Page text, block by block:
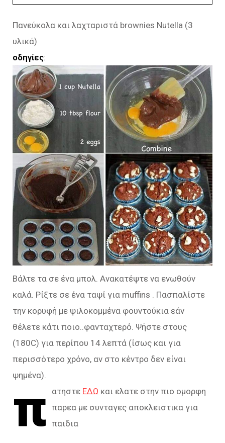
Πανεύκολα και λαχταριστά brownies Nutella (3
υλικά)
οδηγίες:
Βάλτε τα σε ένα μπολ. Ανακατέψτε να ενωθούν
καλά. Ρίξτε σε ένα ταψί για muffins . Πασπαλίστε
την κορυφή με ψιλοκομμένα φουντούκια εάν
θέλετε κάτι ποιο..φανταχτερό. Ψήστε στους
(180C) για περίπου 14 λεπτά (ίσως και για
περισσότερο χρόνο, αν στο κέντρο δεν είναι
ψημένα).
π ατηστε ΕΔΩ και ελατε στην πιο ομορφη
παρεα με συνταγες αποκλειστικα για
παιδια